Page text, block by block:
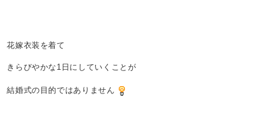
花嫁衣装を着て
きらびやかな1日にしていくことが
結婚式の目的ではありません